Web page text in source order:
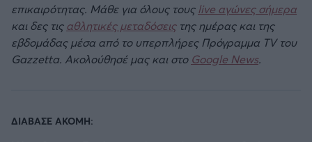
Ατλέτικο Μαδρίτης
Μάντσεστερ Γιουνάιτεντ
επικαιρότητας. Μάθε για όλους τους live αγώνες σήμερα
και δες τιςαθλητικές μεταδόσειςτης ημέρας και της
εβδομάδας μέσα από το υπερπλήρες Πρόγραμμα TV του
Gazzetta. Ακολούθησέ μας και στο Google News.
ΔΙΑΒΑΣΕ ΑΚΟΜΗ: